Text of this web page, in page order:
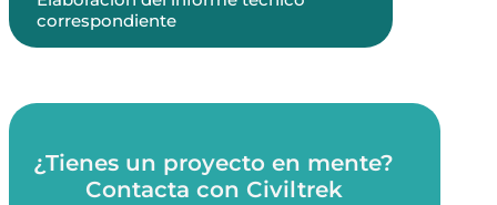
correspondiente
¿Tienes un proyecto en mente?
Contacta con Civiltrek